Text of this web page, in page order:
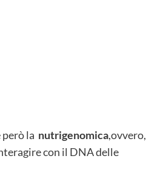
la nutrigenomica,ovvero,
con il DNA delle